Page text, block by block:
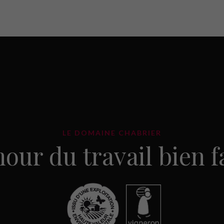
LE DOMAINE CHABRIER
du travail bien